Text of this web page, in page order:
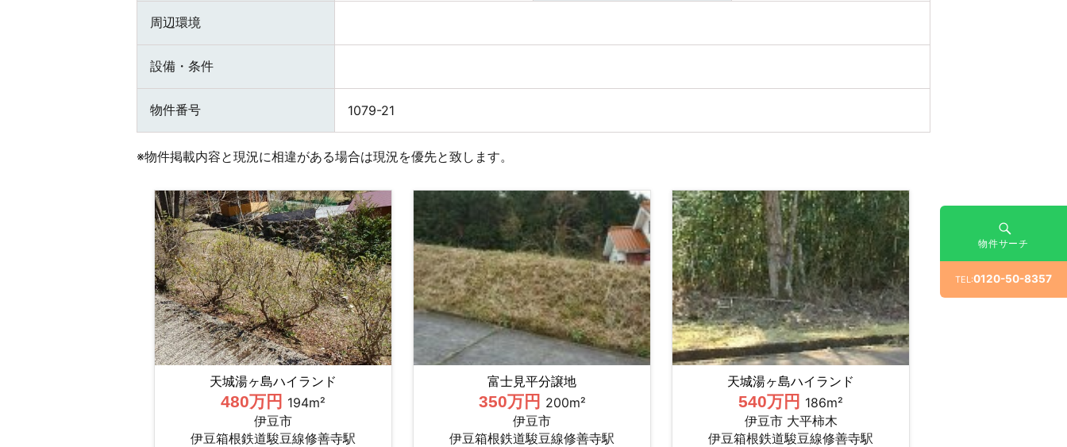
周辺環境
設備・条件
物件番号 1079-21
※物件掲載内容と現況に相違がある場合は現況を優先と致します。
天城湯ヶ島ハイランド
480万円 194m²
伊豆市
伊豆箱根鉄道駿豆線修善寺駅
富士見平分譲地
350万円 200m²
伊豆市
伊豆箱根鉄道駿豆線修善寺駅
天城湯ヶ島ハイランド
540万円 186m²
伊豆市 大平柿木
伊豆箱根鉄道駿豆線修善寺駅
物件サーチ
TEL:0120-50-8357